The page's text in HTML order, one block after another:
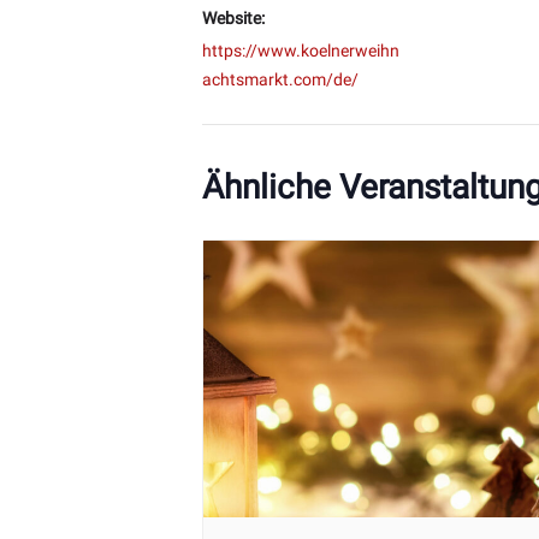
Website:
https://www.koelnerweihn
achtsmarkt.com/de/
Ähnliche